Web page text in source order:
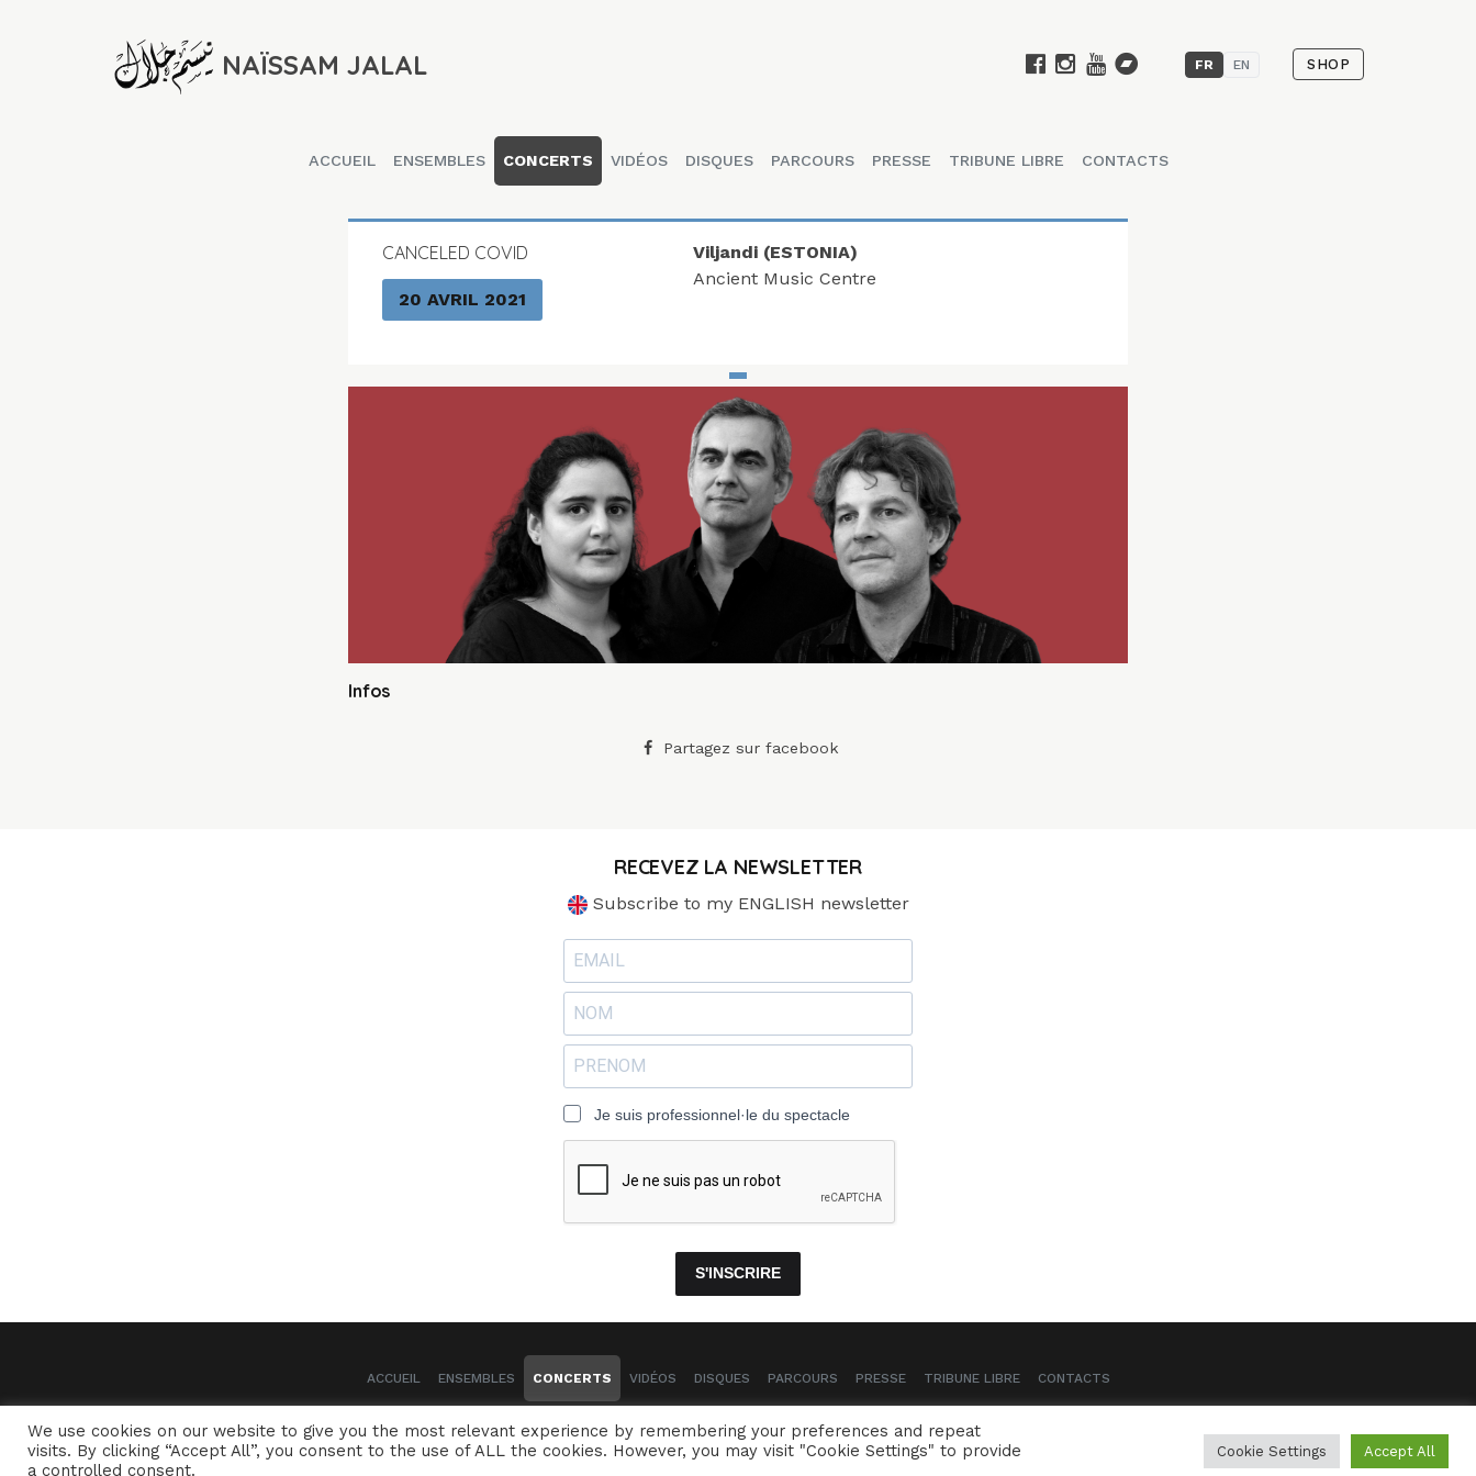
NAÏSSAM JALAL FR EN SHOP
ACCUEIL ENSEMBLES CONCERTS VIDÉOS DISQUES PARCOURS PRESSE TRIBUNE LIBRE CONTACTS
CANCELED COVID
20 AVRIL 2021
Viljandi (ESTONIA)
Ancient Music Centre
Infos
Partagez sur facebook
RECEVEZ LA NEWSLETTER
Subscribe to my ENGLISH newsletter
Je suis professionnel·le du spectacle
S'INSCRIRE
ACCUEIL ENSEMBLES CONCERTS VIDÉOS DISQUES PARCOURS PRESSE TRIBUNE LIBRE CONTACTS
Naïssam Jalal - Flûtiste, Vocaliste, Compositrice
Crédits Mentions légales
We use cookies on our website to give you the most relevant experience by remembering your preferences and repeat
visits. By clicking “Accept All”, you consent to the use of ALL the cookies. However, you may visit "Cookie Settings" to provide
a controlled consent.
Cookie Settings Accept All